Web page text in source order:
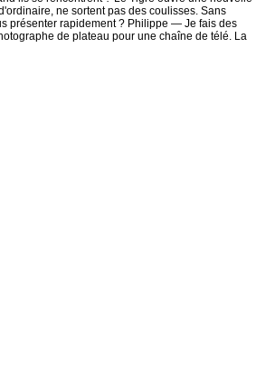
ne sortent pas des coulisses. Sans
présenter rapidement ? Philippe — Je fais des
de plateau pour une chaîne de télé. La